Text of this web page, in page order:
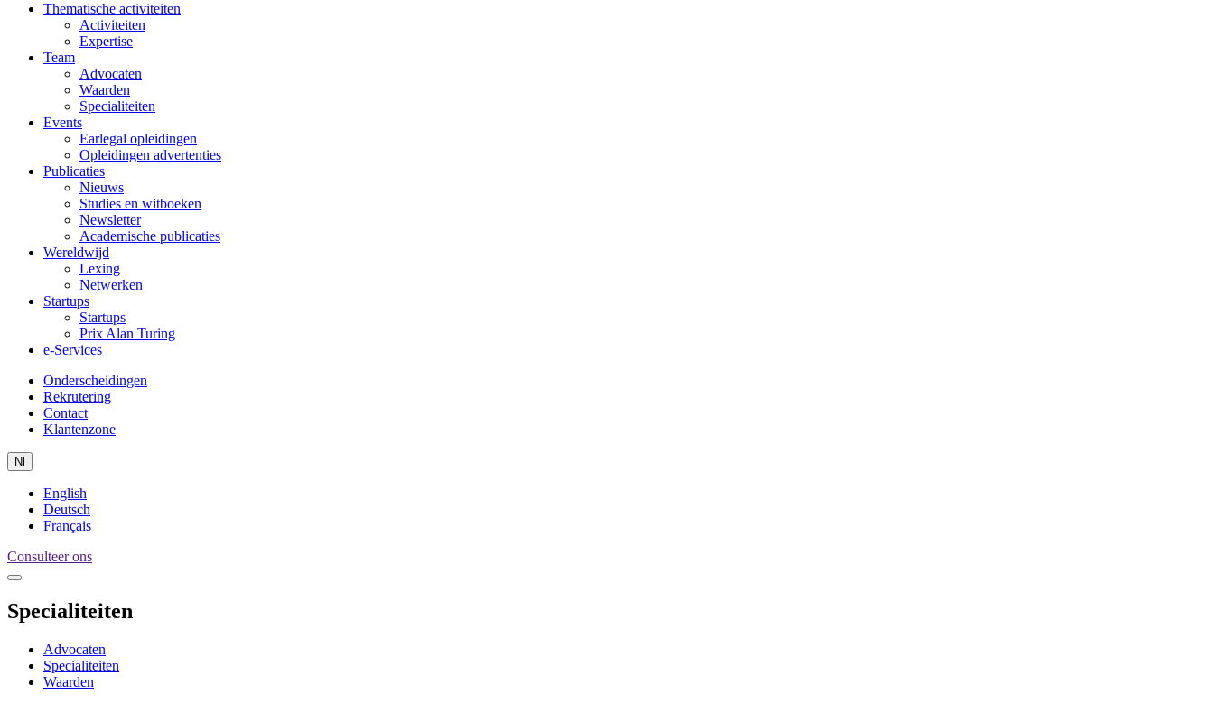
Thematische activiteiten
Activiteiten
Expertise
Team
Advocaten
Waarden
Specialiteiten
Events
Earlegal opleidingen
Opleidingen advertenties
Publicaties
Nieuws
Studies en witboeken
Newsletter
Academische publicaties
Wereldwijd
Lexing
Netwerken
Startups
Startups
Prix Alan Turing
e-Services
Onderscheidingen
Rekrutering
Contact
Klantenzone
Nl
English
Deutsch
Français
Consulteer ons
Specialiteiten
Advocaten
Specialiteiten
Waarden